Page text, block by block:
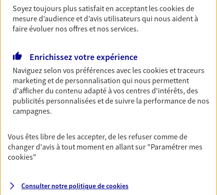
Sebastien Passion
Conseiller AXA Epargne et Protection
07 86 54 91 30
NOUS CONTACTER
Mandataire d'Assurance AXA Epargne et
Soyez toujours plus satisfait en acceptant lescookiesde
mesure d’audience et d’avis utilisateurs qui nous aident à
faire évoluer nos offres et nos services.
Enrichissez votre expérience
Naviguez selon vos préférences avec lescookies et traceurs
marketing et de personnalisation qui nous permettent
d'afficher du contenu adapté à vos centres d'intérêts, des
publicités personnalisées et de suivre la performance de nos
campagnes.
Vous êtes libre de les accepter, de les refuser comme de
changer d'avis à tout moment en allant sur "Paramétrer mes
cookies"
Consulter notre politique decookies